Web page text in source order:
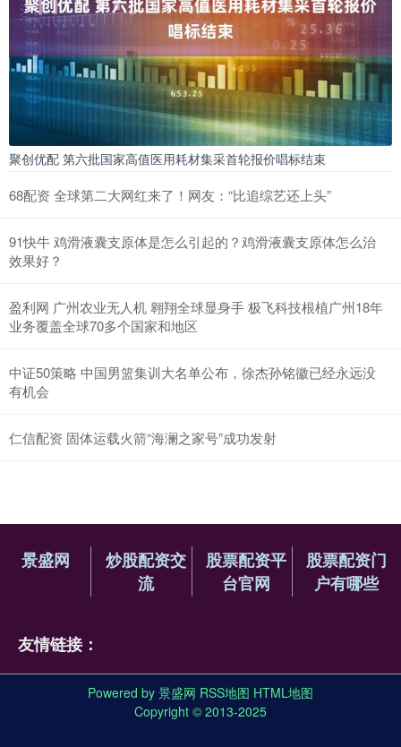
聚创优配 第六批国家高值医用耗材集采首轮报价唱标结束
68配资 全球第二大网红来了！网友：“比追综艺还上头”
91快牛 鸡滑液囊支原体是怎么引起的？鸡滑液囊支原体怎么治
效果好？
盈利网 广州农业无人机 翱翔全球显身手 极飞科技根植广州18年
业务覆盖全球70多个国家和地区
中证50策略 中国男篮集训大名单公布，徐杰孙铭徽已经永远没
有机会
仁信配资 固体运载火箭“海澜之家号”成功发射
景盛网
炒股配资交
流
股票配资平
台官网
股票配资门
户有哪些
友情链接：
Powered by 景盛网 RSS地图 HTML地图
Copyright © 2013-2025